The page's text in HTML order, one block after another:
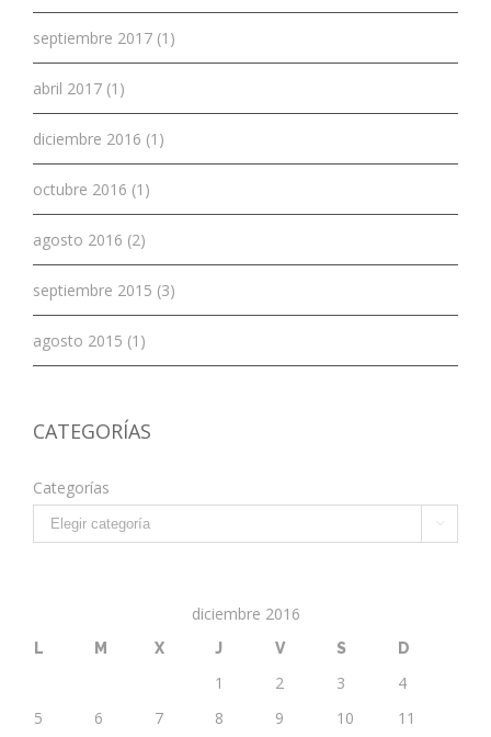
septiembre 2017 (1)
abril 2017 (1)
diciembre 2016 (1)
octubre 2016 (1)
agosto 2016 (2)
septiembre 2015 (3)
agosto 2015 (1)
CATEGORÍAS
Categorías

diciembre 2016
L M X J V S D
1 2 3
4
5
6 7 8 9 10 11